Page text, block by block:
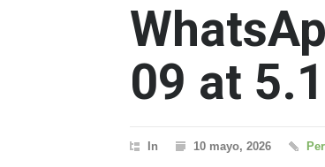
09 at
In 10 mayo, 2026